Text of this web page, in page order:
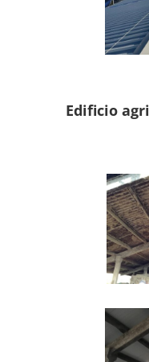
Edificio